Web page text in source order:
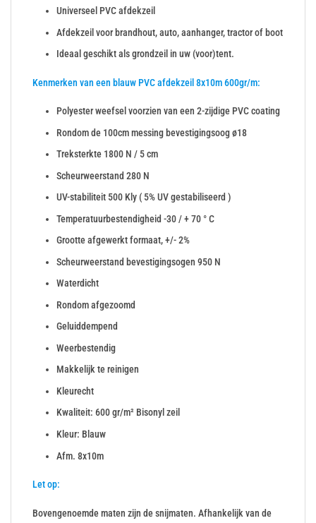
Universeel PVC afdekzeil
Afdekzeil voor brandhout, auto, aanhanger, tractor of boot
Ideaal geschikt als grondzeil in uw (voor)tent.
Kenmerken van een blauw PVC afdekzeil 8x10m 600gr/m:
Polyester weefsel voorzien van een 2-zijdige PVC coating
Rondom de 100cm messing bevestigingsoog ø18
Treksterkte 1800 N / 5 cm
Scheurweerstand 280 N
UV-stabiliteit 500 Kly ( 5% UV gestabiliseerd )
Temperatuurbestendigheid -30 / + 70 ° C
Grootte afgewerkt formaat, +/- 2%
Scheurweerstand bevestigingsogen 950 N
Waterdicht
Rondom afgezoomd
Geluiddempend
Weerbestendig
Makkelijk te reinigen
Kleurecht
Kwaliteit: 600 gr/m² Bisonyl zeil
Kleur: Blauw
Afm. 8x10m
Let op:
Bovengenoemde maten zijn de snijmaten. Afhankelijk van de